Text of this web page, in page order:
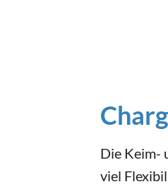
Die Keim-
viel